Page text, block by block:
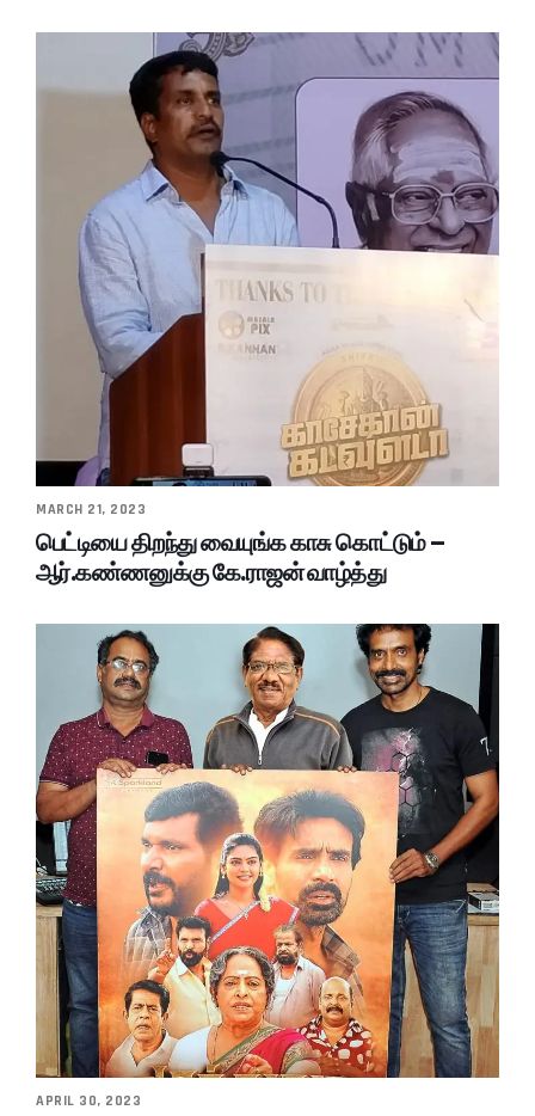
MARCH 21, 2023
பெட்டியை திறந்து வையுங்க காசு கொட்டும் –
ஆர்.கண்ணனுக்கு கே.ராஜன் வாழ்த்து
APRIL 30, 2023